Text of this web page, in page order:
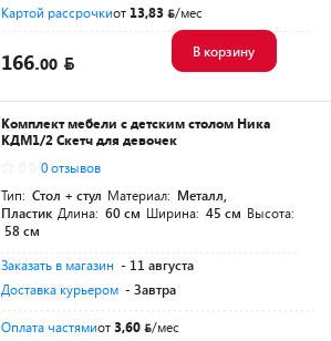
Картой рассрочкиот 13,83 /мес
166.00
В корзину
Комплект мебели с детским столом Ника
КДМ1/2 Скетч для девочек
0 отзывов
Тип: Стол + стул Материал: Металл,
Пластик Длина: 60 см Ширина: 45 см Высота:
58 см
Заказать в магазин - 11 августа
Доставка курьером - Завтра
Оплата частямиот3,60
/мес